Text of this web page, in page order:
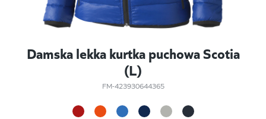
Damska lekka kurtka puchowa Scotia
(L)
FM-423930644365